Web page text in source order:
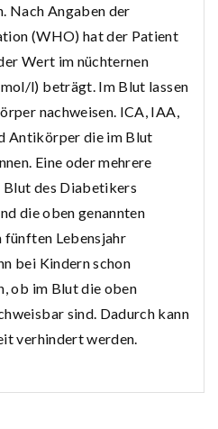
Nach Angaben der
(WHO) hat der Patient
Wert im nüchternen
l) beträgt. Im Blut lassen
nachweisen. ICA, IAA,
Antikörper die im Blut
Eine oder mehrere
des Diabetikers
die oben genannten
Lebensjahr
bei Kindern schon
ob im Blut die oben
sind. Dadurch kann
verhindert werden.